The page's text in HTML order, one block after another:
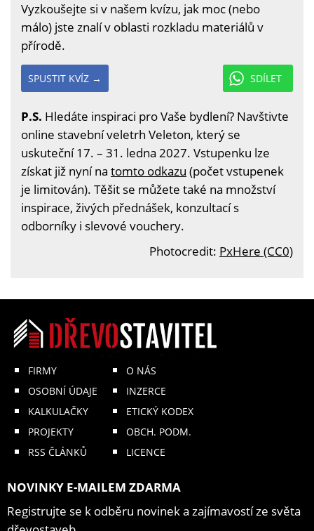
Vyzkoušejte si v našem kvízu, jak moc (nebo
málo) jste znalí v oblasti rozkladu materiálů v
přírodě.
SDÍLET
SPUSTIT KVÍZ →
P.S. Hledáte inspiraci pro Vaše bydlení? Navštivte
online stavební veletrh Veleton, který se
uskuteční 17. – 31. ledna 2027. Vstupenku lze
získat již nyní na tomto odkazu (počet vstupenek
je limitován). Těšit se můžete také na množství
inspirace, živých přednášek, konzultací s
odborníky i slevové vouchery.
Photocredit: PxHere (CC0)
FIRMY
OSOBNÍ ÚDAJE
KALKULAČKY
PROJEKTY
RSS ČLÁNKŮ
O NÁS
INZERCE
ETICKÝ KODEX
OBCH. PODM.
LICENCE
NOVINKY E-MAILEM ZDARMA
Registrujte se k odběru novinek a zajímavostí ze světa